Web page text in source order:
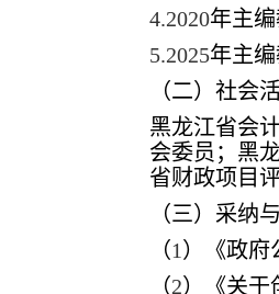
4.2020年主
5.2025年主
（二）社会
黑龙江省会
会委员；黑
省财政项目
（三）采纳
（1 ）《政府
（2）《关于